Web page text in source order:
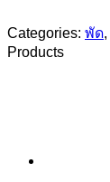
Categories: พัด,
Products